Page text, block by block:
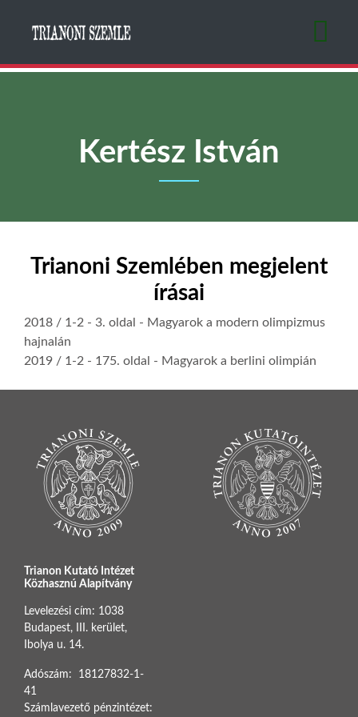
Kertész István
Trianoni Szemlében megjelent
írásai
2018 / 1-2 - 3. oldal - Magyarok a modern olimpizmus
hajnalán
2019 / 1-2 - 175. oldal - Magyarok a berlini olimpián
Trianon Kutató Intézet
Közhasznú Alapítvány
Levelezési cím: 1038
Budapest, III. kerület,
Ibolya u. 14.
Adószám: 18127832-1-
41
Számlavezető pénzintézet: